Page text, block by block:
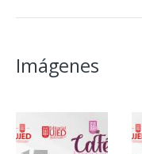
Imágenes